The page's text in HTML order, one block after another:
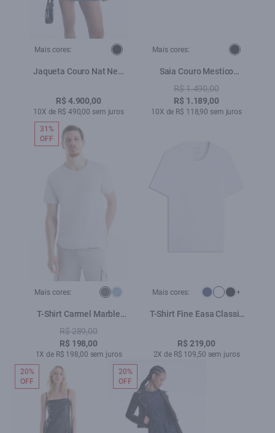
Mais cores:
Jaqueta Couro Nat New
R$ 4.900,00
10X de R$ 490,00 sem juros
Mais cores:
Saia Couro Mestico
Ruffle Skirt Preto
R$ 1.490,00
R$ 1.189,00
10X de R$ 118,90 sem juros
Mais cores:
T-Shirt Carmel Marble
Ellus Prata
R$ 289,00
R$ 198,00
1X de R$ 198,00 sem juros
31%
OFF
Mais cores: +
T-Shirt Fine Easa Classic
R$ 219,00
2X de R$ 109,50 sem juros
20%
OFF
20%
OFF